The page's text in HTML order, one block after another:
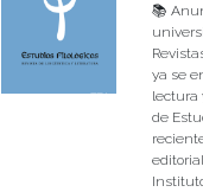
📚
ya se
lectura
de